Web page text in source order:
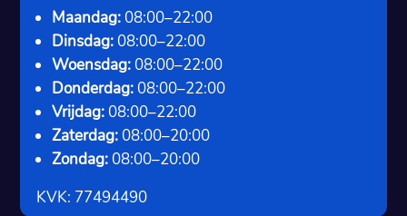
Maandag: 08:00–22:00
Dinsdag: 08:00–22:00
Woensdag: 08:00–22:00
Donderdag: 08:00–22:00
Vrijdag: 08:00–22:00
Zaterdag: 08:00–20:00
Zondag: 08:00–20:00
KVK: 77494490